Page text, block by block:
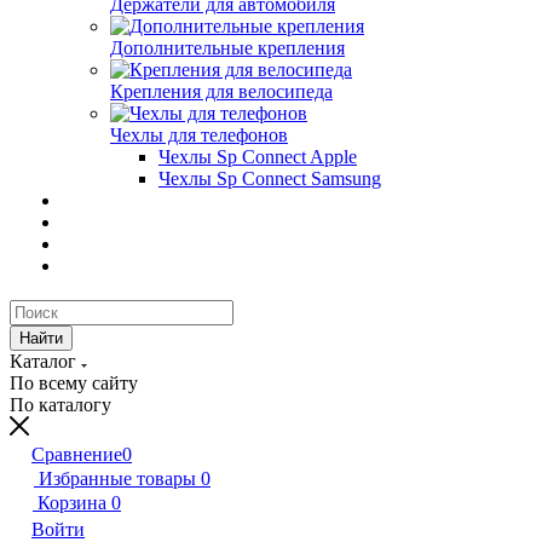
Держатели для автомобиля
Дополнительные крепления
Крепления для велосипеда
Чехлы для телефонов
Чехлы Sp Connect Apple
Чехлы Sp Connect Samsung
Найти
Каталог
По всему сайту
По каталогу
Сравнение0
Избранные товары 0
Корзина 0
Войти